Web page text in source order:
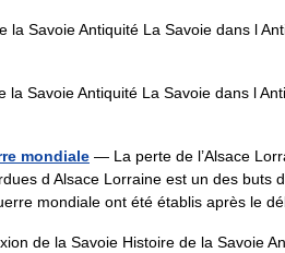
la Savoie Antiquité La Savoie dans l
la Savoie Antiquité La Savoie dans l
mondiale — La perte de l’Alsace
d Alsace Lorraine est un des buts
mondiale ont été établis après le
de la Savoie Histoire de la Savoie